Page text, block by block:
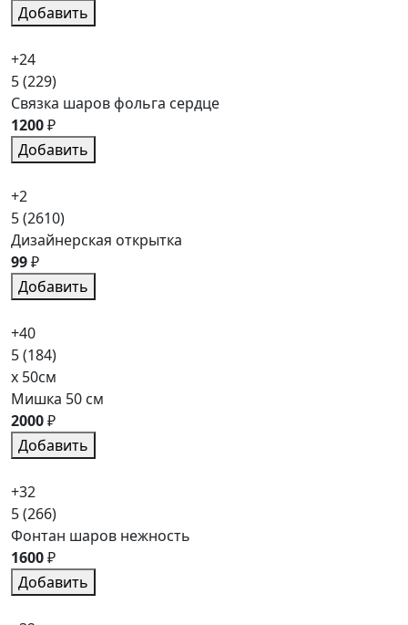
Добавить
+24
5(229)
Связка шаров фольга сердце
1200₽
Добавить
+2
5(2610)
Дизайнерская открытка
99₽
Добавить
+40
5(184)
x 50см
Мишка 50 см
2000₽
Добавить
+32
5(266)
Фонтан шаров нежность
1600₽
Добавить